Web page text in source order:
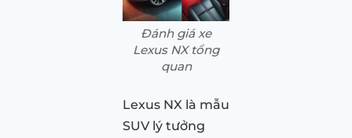
Đánh giá xe
Lexus NX tổng
quan
Lexus NX là mẫu
SUV lý tưởng